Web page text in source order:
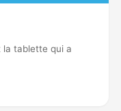
la tablette qui a